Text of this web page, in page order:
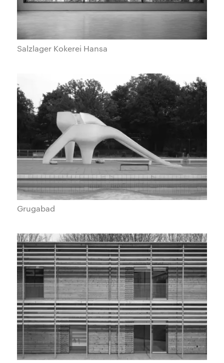
Salzlager Kokerei Hansa
Grugabad